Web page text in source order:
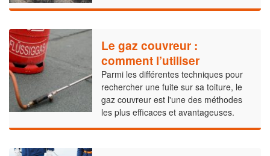
Le gaz couvreur :
comment l’utiliser
Parmi les différentes techniques pour
rechercher une fuite sur sa toiture, le
gaz couvreur est l'une des méthodes
les plus efficaces et avantageuses.